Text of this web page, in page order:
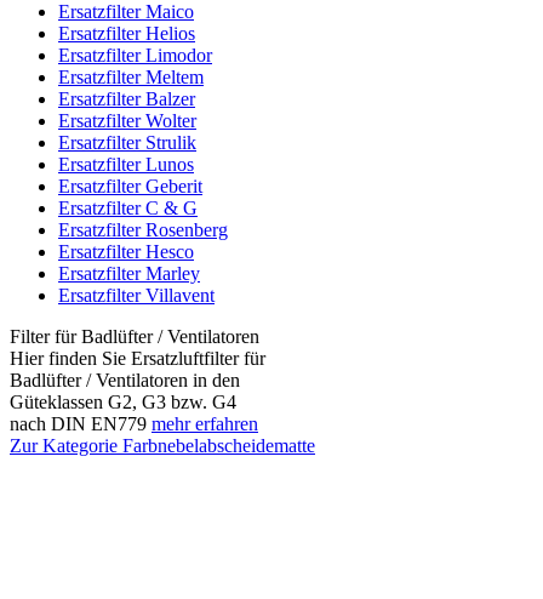
Ersatzfilter Maico
Ersatzfilter Helios
Ersatzfilter Limodor
Ersatzfilter Meltem
Ersatzfilter Balzer
Ersatzfilter Wolter
Ersatzfilter Strulik
Ersatzfilter Lunos
Ersatzfilter Geberit
Ersatzfilter C & G
Ersatzfilter Rosenberg
Ersatzfilter Hesco
Ersatzfilter Marley
Ersatzfilter Villavent
Filter für Badlüfter / Ventilatoren
Hier finden Sie Ersatzluftfilter für
Badlüfter / Ventilatoren in den
Güteklassen G2, G3 bzw. G4
nach DIN EN779 mehr erfahren
Zur Kategorie Farbnebelabscheidematte